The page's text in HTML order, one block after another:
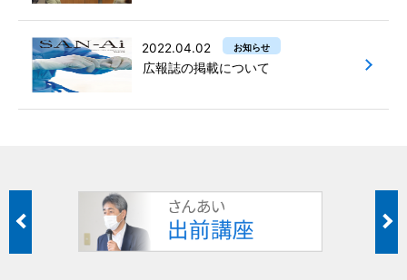
2022.04.02 お知らせ
広報誌の掲載について